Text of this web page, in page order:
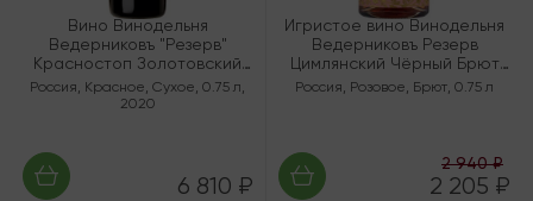
Вино Винодельня
Ведерниковъ "Резерв"
Красностоп Золотовский
Корнесобственный ЗГУ
Долина Дона
Россия, Красное,Сухое,0.75 л,
2020
6 810 ₽
Игристое вино Винодельня
Ведерниковъ Резерв
Цимлянский Чёрный Брют
Розе ЗГУ Долина Дона
Россия, Розовое, Брют, 0.75 л
2 940 ₽
2 205 ₽